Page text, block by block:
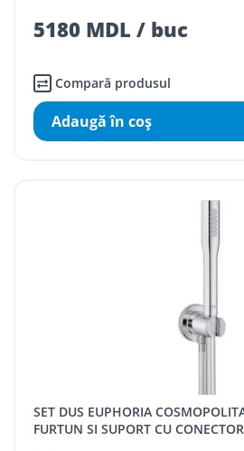
5180 MDL / buc
Compară produsul
Adaugă în coş
SET DUS EUPHORIA COSMOPOLITAN STICK, PARA DUS,
FURTUN SI SUPORT CU CONECTOR